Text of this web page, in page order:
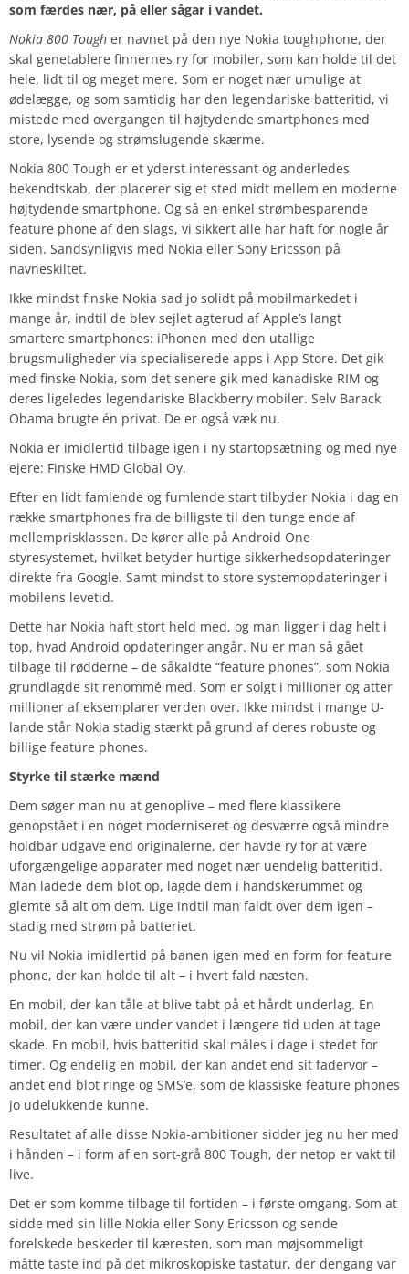
som færdes nær, på eller sågar i vandet.
Nokia 800 Tough er navnet på den nye Nokia toughphone, der
skal genetablere finnernes ry for mobiler, som kan holde til det
hele, lidt til og meget mere. Som er noget nær umulige at
ødelægge, og som samtidig har den legendariske batteritid, vi
mistede med overgangen til højtydende smartphones med
store, lysende og strømslugende skærme.
Nokia 800 Tough er et yderst interessant og anderledes
bekendtskab, der placerer sig et sted midt mellem en moderne
højtydende smartphone. Og så en enkel strømbesparende
feature phone af den slags, vi sikkert alle har haft for nogle år
siden. Sandsynligvis med Nokia eller Sony Ericsson på
navneskiltet.
Ikke mindst finske Nokia sad jo solidt på mobilmarkedet i
mange år, indtil de blev sejlet agterud af Apple’s langt
smartere smartphones: iPhonen med den utallige
brugsmuligheder via specialiserede apps i App Store. Det gik
med finske Nokia, som det senere gik med kanadiske RIM og
deres ligeledes legendariske Blackberry mobiler. Selv Barack
Obama brugte én privat. De er også væk nu.
Nokia er imidlertid tilbage igen i ny startopsætning og med nye
ejere: Finske HMD Global Oy.
Efter en lidt famlende og fumlende start tilbyder Nokia i dag en
række smartphones fra de billigste til den tunge ende af
mellemprisklassen. De kører alle på Android One
styresystemet, hvilket betyder hurtige sikkerhedsopdateringer
direkte fra Google. Samt mindst to store systemopdateringer i
mobilens levetid.
Dette har Nokia haft stort held med, og man ligger i dag helt i
top, hvad Android opdateringer angår. Nu er man så gået
tilbage til rødderne – de såkaldte “feature phones”, som Nokia
grundlagde sit renommé med. Som er solgt i millioner og atter
millioner af eksemplarer verden over. Ikke mindst i mange U-
lande står Nokia stadig stærkt på grund af deres robuste og
billige feature phones.
Styrke til stærke mænd
Dem søger man nu at genoplive – med flere klassikere
genopstået i en noget moderniseret og desværre også mindre
holdbar udgave end originalerne, der havde ry for at være
uforgængelige apparater med noget nær uendelig batteritid.
Man ladede dem blot op, lagde dem i handskerummet og
glemte så alt om dem. Lige indtil man faldt over dem igen –
stadig med strøm på batteriet.
Nu vil Nokia imidlertid på banen igen med en form for feature
phone, der kan holde til alt – i hvert fald næsten.
En mobil, der kan tåle at blive tabt på et hårdt underlag. En
mobil, der kan være under vandet i længere tid uden at tage
skade. En mobil, hvis batteritid skal måles i dage i stedet for
timer. Og endelig en mobil, der kan andet end sit fadervor –
andet end blot ringe og SMS’e, som de klassiske feature phones
jo udelukkende kunne.
Resultatet af alle disse Nokia-ambitioner sidder jeg nu her med
i hånden – i form af en sort-grå 800 Tough, der netop er vakt til
live.
Det er som komme tilbage til fortiden – i første omgang. Som at
sidde med sin lille Nokia eller Sony Ericsson og sende
forelskede beskeder til kæresten, som man møjsommeligt
måtte taste ind på det mikroskopiske tastatur, der dengang var